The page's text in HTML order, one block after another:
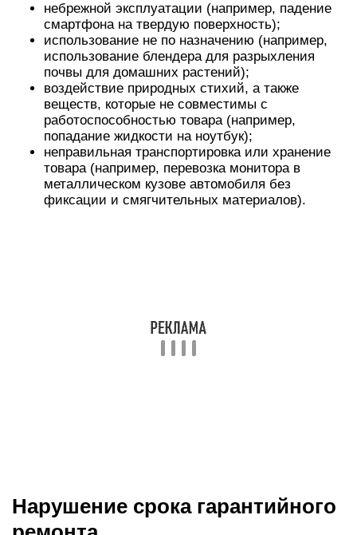
небрежной эксплуатации (например, падение
смартфона на твердую поверхность);
использование не по назначению (например,
использование блендера для разрыхления
почвы для домашних растений);
воздействие природных стихий, а также
веществ, которые не совместимы с
работоспособностью товара (например,
попадание жидкости на ноутбук);
неправильная транспортировка или хранение
товара (например, перевозка монитора в
металлическом кузове автомобиля без
фиксации и смягчительных материалов).
Нарушение срока гарантийного